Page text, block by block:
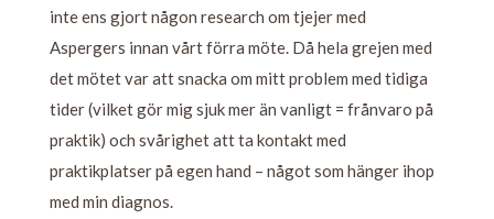
inte ens gjort någon research om tjejer med
Aspergers innan vårt förra möte. Då hela grejen med
det mötet var att snacka om mitt problem med tidiga
tider (vilket gör mig sjuk mer än vanligt = frånvaro på
praktik) och svårighet att ta kontakt med
praktikplatser på egen hand – något som hänger ihop
med min diagnos.